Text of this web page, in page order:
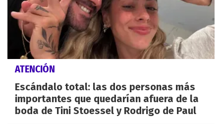
ATENCIÓN
Escándalo total: las dos personas más
importantes que quedarían afuera de la
boda de Tini Stoessel y Rodrigo de Paul